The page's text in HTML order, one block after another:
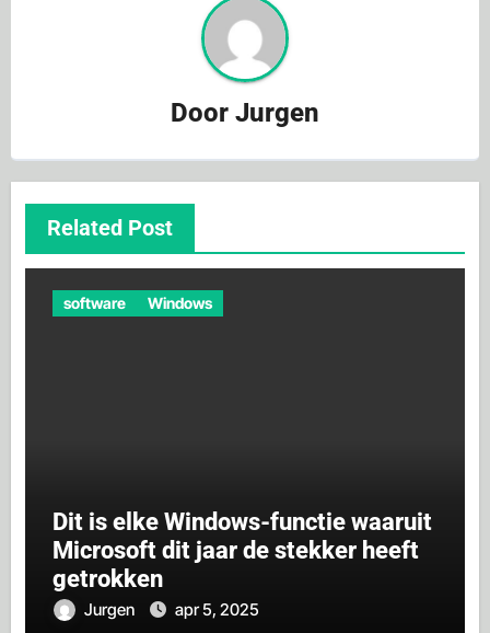
Door Jurgen
Related Post
software Windows
Dit is elke Windows-functie waaruit
Microsoft dit jaar de stekker heeft
getrokken
Jurgen apr 5, 2025